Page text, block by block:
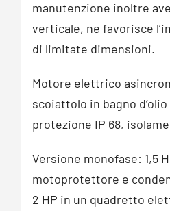
manutenzione inoltre
verticale, ne favorisce
di limitate dimensioni.
Motore elettrico
scoiattolo in bagno
protezione IP 68,
Versione monofase: 1,5
motoprotettore e
2 HP in un quadretto